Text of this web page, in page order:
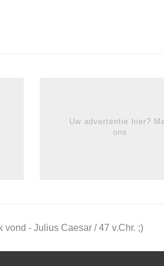
Uw advertentie hier?
ons
vond - Julius Caesar / 47 v.Chr. ;)